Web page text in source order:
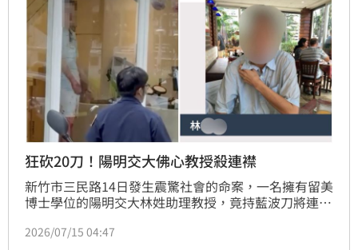
結合企業資源，推動「新光幸福的功課培力計畫」，落
實全人教育，陪伴更多偏鄉學子在職涯發展道路上穩健
前行，創造無限可能。
狂砍20刀！陽明交大佛心教授殺連襟
新竹市三民路14日發生震驚社會的命案，一名擁有留美
博士學位的陽明交大林姓助理教授，竟持藍波刀將連襟
異，不僅專攻半導體領域，更曾獲得優良教學獎，在學
2026/07/15 04:47